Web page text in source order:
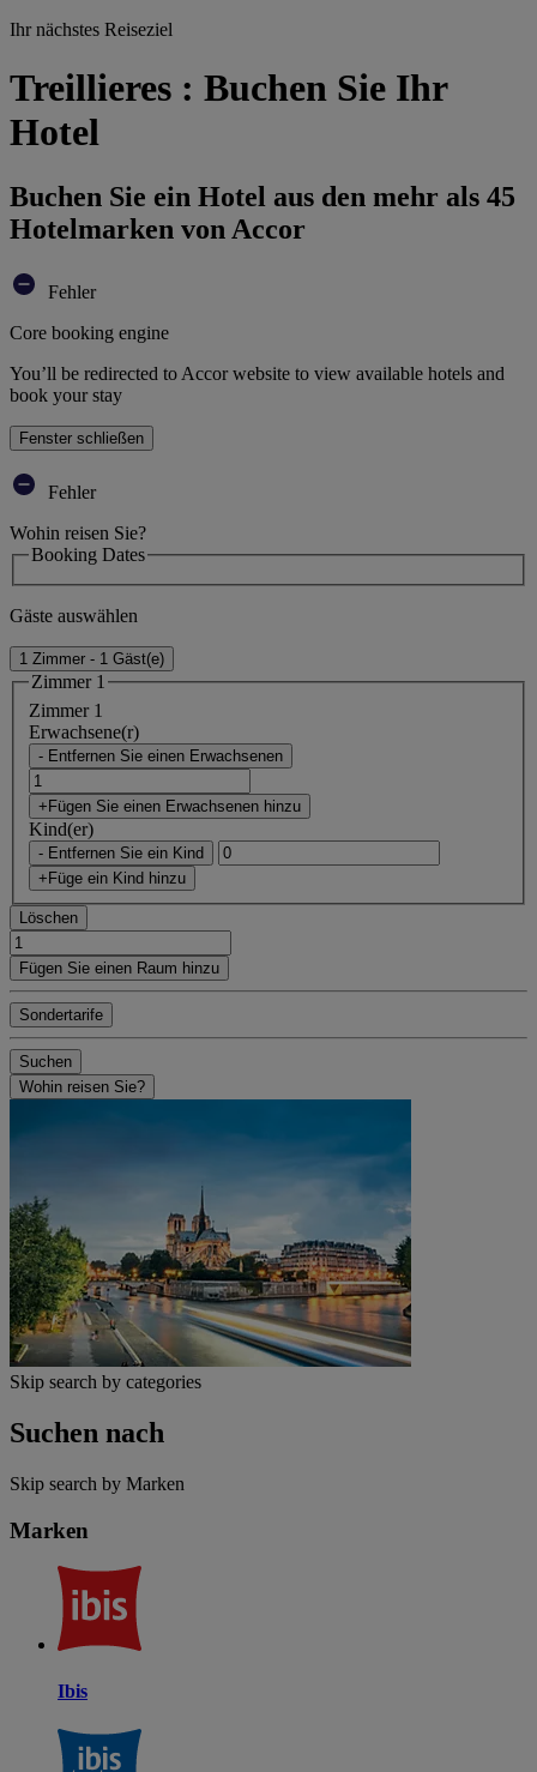
Ihr nächstes Reiseziel
Treillieres : Buchen Sie Ihr
Hotel
Buchen Sie ein Hotel aus den mehr als 45
Hotelmarken von Accor
Fehler
Core booking engine
You’ll be redirected to Accor website to view available hotels and
book your stay
Fenster schließen
Fehler
Wohin reisen Sie?
Booking Dates
Gäste auswählen
1 Zimmer - 1 Gäst(e)
Zimmer 1
Zimmer 1
Erwachsene(r)
- Entfernen Sie einen Erwachsenen
+Fügen Sie einen Erwachsenen hinzu
Kind(er)
- Entfernen Sie ein Kind
+Füge ein Kind hinzu
Löschen
Fügen Sie einen Raum hinzu
Sondertarife
Suchen
Wohin reisen Sie?
Skip search by categories
Suchen nach
Skip search by Marken
Marken
Ibis